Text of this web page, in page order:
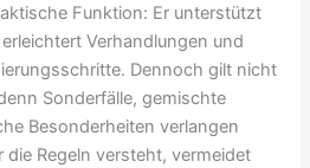
Funktion: Er unterstützt
Verhandlungen und
Dennoch gilt nicht
Sonderfälle, gemischte
Besonderheiten verlangen
die Regeln versteht, vermeidet